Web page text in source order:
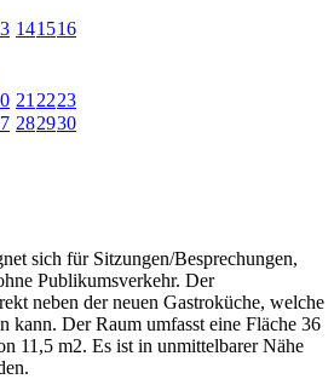
141516
21 2223
282930
sich für Sitzungen/Besprechungen,
Publikumsverkehr. Der
neben der neuen Gastroküche, welche
kann. Der Raum umfasst eine Fläche 36
11,5 m2. Es ist in unmittelbarer Nähe